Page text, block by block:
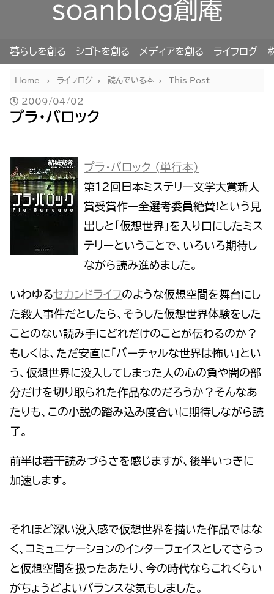
soanblog創庵
暮らしを創る シゴトを創る メディアを創る ライフログ
Home ライフログ 読んでいる本 This Post
2009/04/02
プラ・バロック
プラ・バロック (単行本)
第12回日本ミステリー文学大賞新人
賞受賞作ー全選考委員絶賛!という見
出しと「仮想世界」を入り口にしたミス
テリーということで、いろいろ期待し
ながら読み進めました。
いわゆるセカンドライフのような仮想空間を舞台にし
た殺人事件だとしたら、そうした仮想世界体験をした
ことのない読み手にどれだけのことが伝わるのか？
もしくは、ただ安直に「バーチャルな世界は怖い」とい
う、仮想世界に没入してしまった人の心の負や闇の部
分だけを切り取られた作品なのだろうか？そんなあ
たりも、この小説の踏み込み度合いに期待しながら読
了。
前半は若干読みづらさを感じますが、後半いっきに
加速します。
それほど深い没入感で仮想世界を描いた作品ではな
く、コミュニケーションのインターフェイスとしてさらっ
と仮想空間を扱ったあたり、今の時代ならこれくらい
がちょうどよいバランスな気もしました。